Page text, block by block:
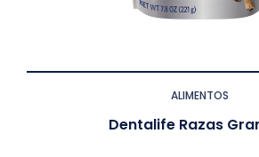
ALIMENTOS
Dentalife Razas